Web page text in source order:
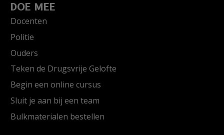
DOE MEE
Docenten
Politie
Ouders
Teken de Drugsvrije Gelofte
Begin een online cursus
Sluit je aan bij een team
Bulkmaterialen bestellen